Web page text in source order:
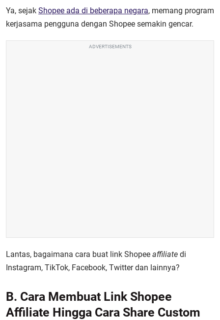
Ya, sejak Shopee ada di beberapa negara, memang program
kerjasama pengguna dengan Shopee semakin gencar.
ADVERTISEMENTS
Lantas, bagaimana cara buat link Shopee affiliate di
Instagram, TikTok, Facebook, Twitter dan lainnya?
B. Cara Membuat Link Shopee
Affiliate Hingga Cara Share Custom